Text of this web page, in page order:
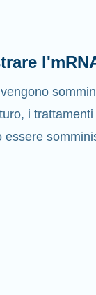
i
essere